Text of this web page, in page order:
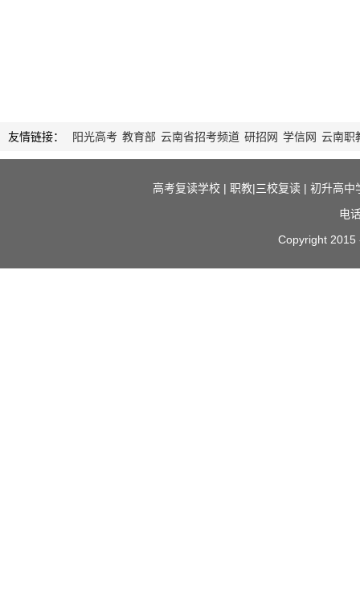
友情链接： 阳光高考 教育部 云南省招考频道 研招网 学信网 云南职
高考复读学校| 职教|三校复读| 初升高中
电
Copyright